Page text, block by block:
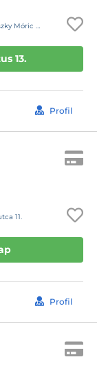
utca 10.
13.
Profil
11.
Profil